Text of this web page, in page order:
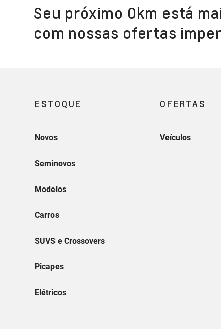
Seu próximo 0km está
com nossas ofertas